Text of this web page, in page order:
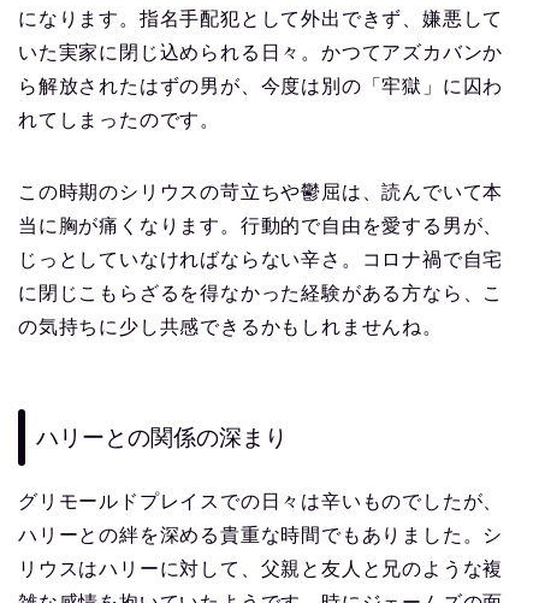
になります。指名手配犯として外出できず、嫌悪して
いた実家に閉じ込められる日々。かつてアズカバンか
ら解放されたはずの男が、今度は別の「牢獄」に囚わ
れてしまったのです。
この時期のシリウスの苛立ちや鬱屈は、読んでいて本
当に胸が痛くなります。行動的で自由を愛する男が、
じっとしていなければならない辛さ。コロナ禍で自宅
に閉じこもらざるを得なかった経験がある方なら、こ
の気持ちに少し共感できるかもしれませんね。
ハリーとの関係の深まり
グリモールドプレイスでの日々は辛いものでしたが、
ハリーとの絆を深める貴重な時間でもありました。シ
リウスはハリーに対して、父親と友人と兄のような複